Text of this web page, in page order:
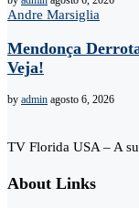
Andre Marsiglia
Mendonça
Veja!
by admin agosto 6, 2026
TV Florida USA – A
About Links